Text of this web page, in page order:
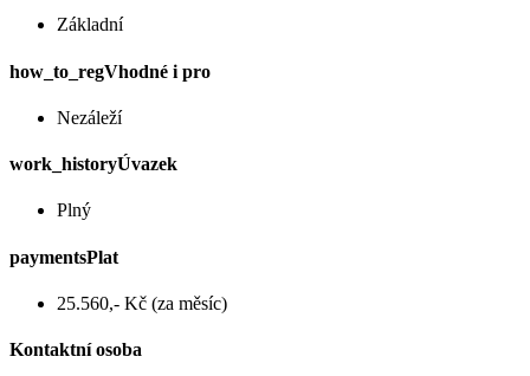
Základní
how_to_regVhodné i pro
Nezáleží
work_historyÚvazek
Plný
paymentsPlat
25.560,- Kč (za měsíc)
Kontaktní osoba